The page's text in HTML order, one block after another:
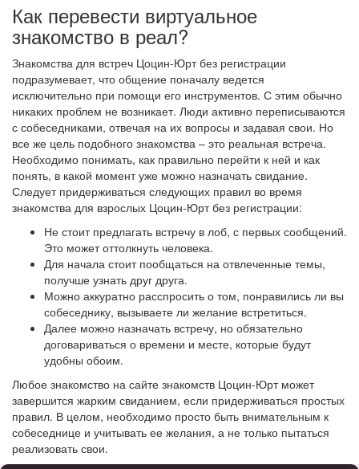
Как перевести виртуальное
знакомство в реал?
Знакомства для встреч Цоцин-Юрт без регистрации
подразумевает, что общение поначалу ведется
исключительно при помощи его инструментов. С этим обычно
никаких проблем не возникает. Люди активно переписываются
с собеседниками, отвечая на их вопросы и задавая свои. Но
все же цель подобного знакомства – это реальная встреча.
Необходимо понимать, как правильно перейти к ней и как
понять, в какой момент уже можно назначать свидание.
Следует придерживаться следующих правил во время
знакомства для взрослых Цоцин-Юрт без регистрации:
Не стоит предлагать встречу в лоб, с первых сообщений.
Это может оттолкнуть человека.
Для начала стоит пообщаться на отвлеченные темы,
получше узнать друг друга.
Можно аккуратно расспросить о том, понравились ли вы
собеседнику, вызываете ли желание встретиться.
Далее можно назначать встречу, но обязательно
договариваться о времени и месте, которые будут
удобны обоим.
Любое знакомство на сайте знакомств Цоцин-Юрт может
завершится жарким свиданием, если придерживаться простых
правил. В целом, необходимо просто быть внимательным к
собеседнице и учитывать ее желания, а не только пытаться
реализовать свои.